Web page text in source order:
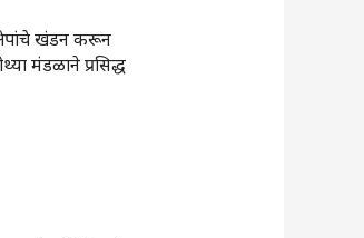
खंडन करून
मंडळाने प्रसिद्ध